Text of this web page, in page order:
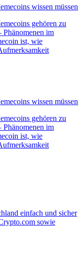
wissen müssen
gehören zu
Phänomenen im
ist, wie
wissen müssen
gehören zu
Phänomenen im
ist, wie
einfach und sicher
sowie